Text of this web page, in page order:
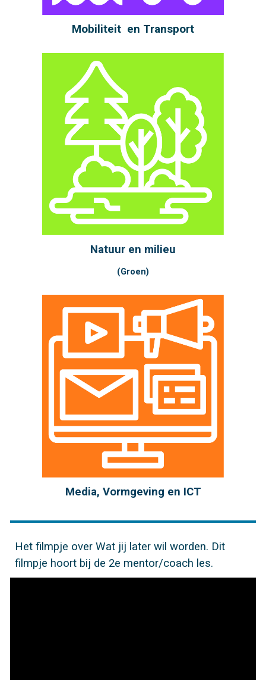
Mobiliteit en Transport
Natuur en milieu
(Groen)
Media, Vormgeving en ICT
Het filmpje over Wat jij later wil worden. Dit
filmpje hoort bij de 2e mentor/coach les.